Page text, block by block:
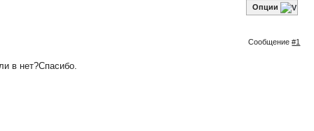
Опции
Сообщение#1
в нет?Спасибо.